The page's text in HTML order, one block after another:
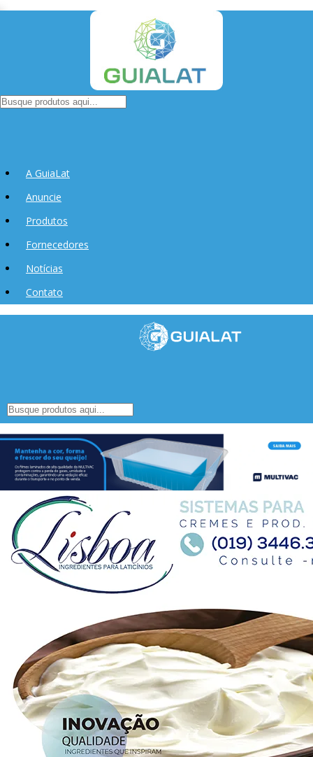
A GuiaLat
Anuncie
Produtos
Fornecedores
Notícias
Contato